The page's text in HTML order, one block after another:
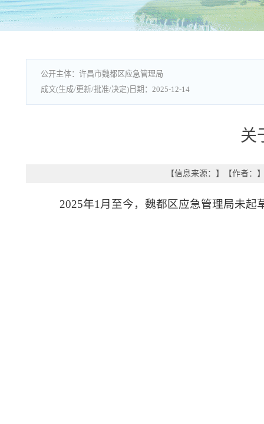
许昌市魏都区应急管理局
2025-12-14
关
【信息来源： 】 【作者：
2025年1月至今，魏都区应急管理局未